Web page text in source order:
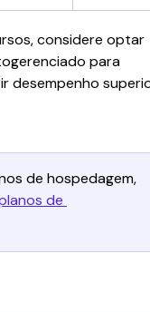
considere optar
para
desempenho
de hospedagem,
de